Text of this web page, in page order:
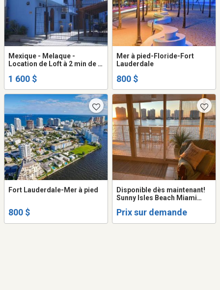
Mexique - Melaque -
Location de Loft à 2 min de la
1 600 $
Mer à pied-Floride-Fort
Lauderdale
800 $
Fort Lauderdale-Mer à pied
800 $
Disponible dès maintenant!
Sunny Isles Beach Miami
Prix sur demande